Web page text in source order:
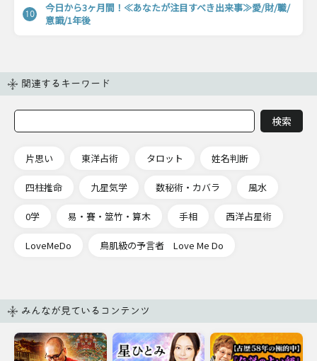
10
今日から3ヶ月間！≪あなたが注目すべき出来事≫愛/財/職/
意識/1年後
関連するキーワード
片思い 東洋占術 タロット 姓名判断
四柱推命 九星気学 数秘術・カバラ 風水
0学 易・賽・筮竹・算木 手相 西洋占星術
LoveMeDo 鳥肌級の予言者 Love Me Do
みんなが見ているコンテンツ